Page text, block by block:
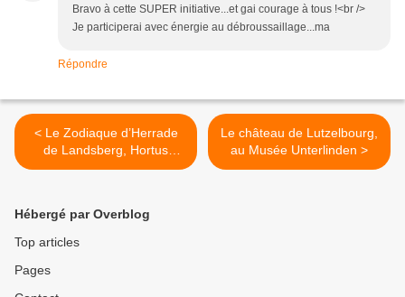
Bravo à cette SUPER initiative...et gai courage à tous !<br />
Je participerai avec énergie au débroussaillage...ma
Répondre
< Le Zodiaque d’Herrade
de Landsberg, Hortus
Deliciarum
Le château de Lutzelbourg,
au Musée Unterlinden >
Hébergé par Overblog
Top articles
Pages